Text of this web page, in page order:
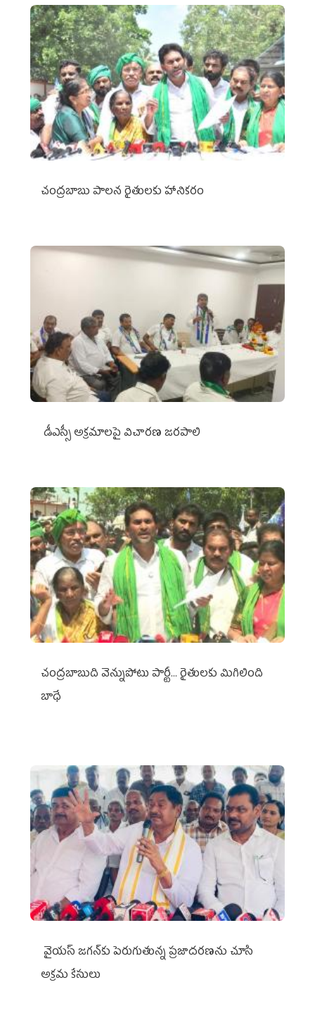
చంద్రబాబు పాలన రైతులకు హానికరం
డీఎస్సీ అక్రమాలపై విచారణ జరపాలి
చంద్రబాబుది వెన్నుపోటు పార్టీ... రైతులకు మిగిలింది
బాధే
వైయ‌స్ జగన్‌కు పెరుగుతున్న ప్రజాదరణను చూసి
అక్రమ కేసులు